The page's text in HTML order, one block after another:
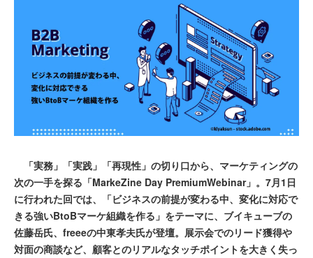
「実務」「実践」「再現性」の切り口から、マーケティングの
次の一手を探る「MarkeZine Day PremiumWebinar」。7月1日
に行われた回では、「ビジネスの前提が変わる中、変化に対応で
きる強いBtoBマーケ組織を作る」をテーマに、ブイキューブの
佐藤岳氏、freeeの中東孝夫氏が登壇。展示会でのリード獲得や
対面の商談など、顧客とのリアルなタッチポイントを大きく失っ